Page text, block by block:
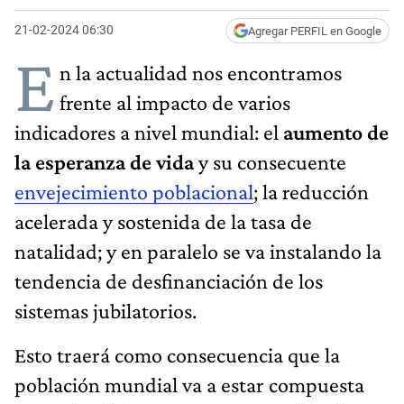
21-02-2024 06:30 Agregar PERFIL en Google
E n la actualidad nos encontramos
frente al impacto de varios
indicadores a nivel mundial: el aumento de
la esperanza de viday su consecuente
envejecimiento poblacional; la reducción
acelerada y sostenida de la tasa de
natalidad; y en paralelo se va instalando la
tendencia de desfinanciación de los
sistemas jubilatorios.
Esto traerá como consecuencia que la
población mundial va a estar compuesta